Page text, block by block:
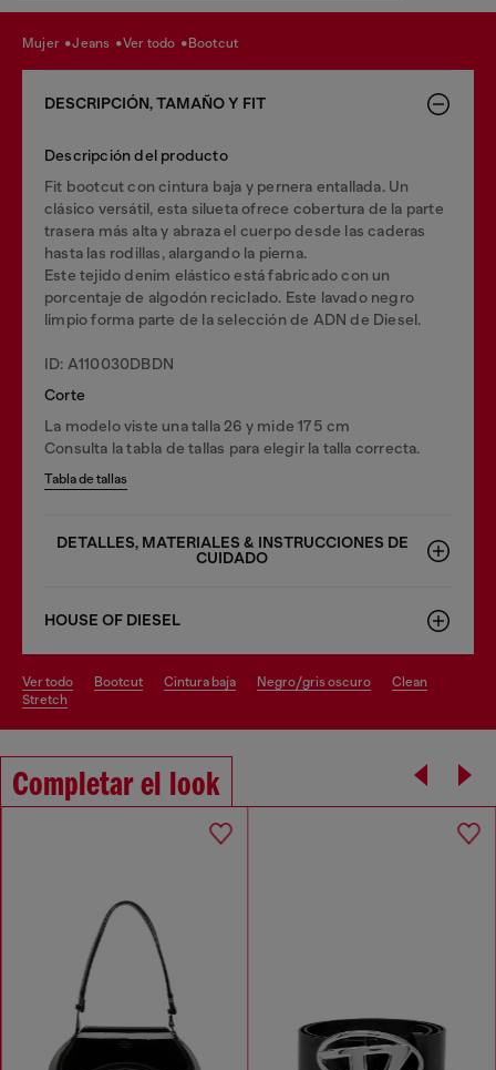
mujer jeans ver todo bootcut
DESCRIPCIÓN, TAMAÑO Y FIT
Descripción del producto
Fit bootcut con cintura baja y pernera entallada. Un
clásico versátil, esta silueta ofrece cobertura de la parte
trasera más alta y abraza el cuerpo desde las caderas
hasta las rodillas, alargando la pierna.
Este tejido denim elástico está fabricado con un
porcentaje de algodón reciclado. Este lavado negro
limpio forma parte de la selección de ADN de Diesel.
ID: A110030DBDN
Corte
La modelo viste una talla 26 y mide 175 cm
Consulta la tabla de tallas para elegir la talla correcta.
Tabla de tallas
DETALLES, MATERIALES & INSTRUCCIONES DE
CUIDADO
HOUSE OF DIESEL
ver todo bootcut cintura baja negro/gris oscuro
clean
stretch
Completar el look